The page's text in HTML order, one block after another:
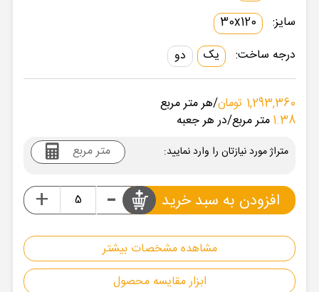
مشاهده مشخصات بیشتر
ابزار مقایسه محصول
سایز:
30x120
درجه ساخت:
یک دو
1,293,360 تومان
/هر متر مربع
1.38متر مربع/در هر جعبه
متراژ مورد نیازتان را وارد نمایید:
-
+ افزودن به سبد خرید